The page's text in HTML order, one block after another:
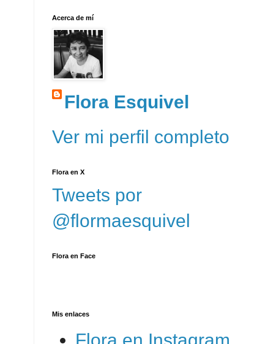
Acerca de mí
Flora Esquivel
Ver mi perfil completo
Flora en X
Tweets por
@flormaesquivel
Flora en Face
Mis enlaces
Flora en Instagram